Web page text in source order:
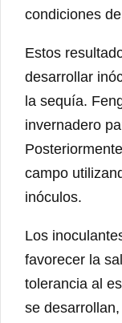
condiciones
Estos
desarrollar
la sequía.
invernadero
campo
inóculos.
Los
favorecer la
tolerancia al
se